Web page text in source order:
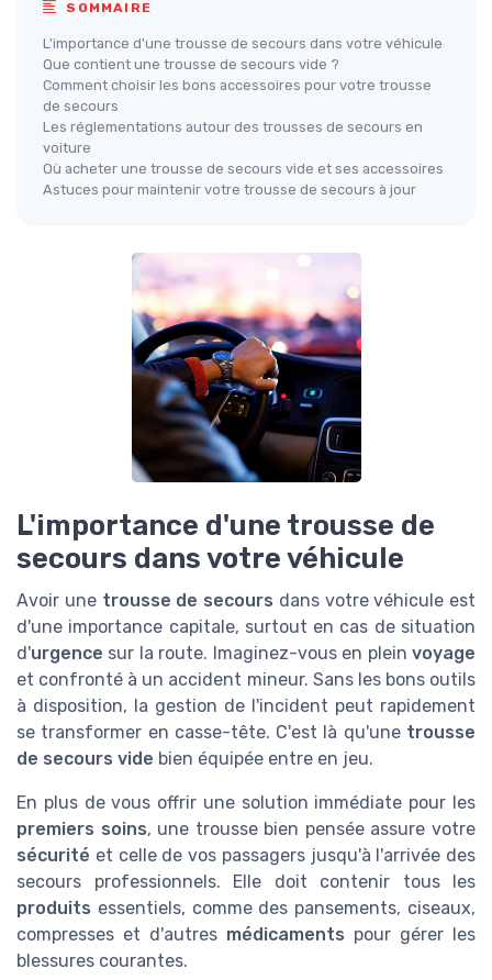
SOMMAIRE
L'importance d'une trousse de secours dans votre véhicule
Que contient une trousse de secours vide ?
Comment choisir les bons accessoires pour votre trousse
de secours
Les réglementations autour des trousses de secours en
voiture
Où acheter une trousse de secours vide et ses accessoires
Astuces pour maintenir votre trousse de secours à jour
L'importance d'une trousse de
secours dans votre véhicule
Avoir une trousse de secours dans votre véhicule est
d'une importance capitale, surtout en cas de situation
d'urgence sur la route. Imaginez-vous en plein voyage
et confronté à un accident mineur. Sans les bons outils
à disposition, la gestion de l'incident peut rapidement
se transformer en casse-tête. C'est là qu'une trousse
de secours vide bien équipée entre en jeu.
En plus de vous offrir une solution immédiate pour les
premiers soins, une trousse bien pensée assure votre
sécurité et celle de vos passagers jusqu'à l'arrivée des
secours professionnels. Elle doit contenir tous les
produits essentiels, comme des pansements, ciseaux,
compresses et d'autres médicaments pour gérer les
blessures courantes.